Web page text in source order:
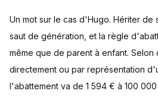
Un mot sur le cas d'Hugo. Hériter
saut de génération, et la règle
même que de parent à enfant. Selon
directement ou par représentation
l'abattement va de 1 594 € à 100